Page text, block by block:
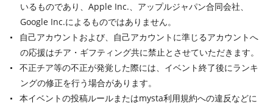
いるものであり、Apple Inc.、アップルジャパン合同会社、
Google Inc.によるものではありません。
自己アカウントおよび、自己アカウントに準じるアカウントへ
の応援はチア・ギフティング共に禁止とさせていただきます。
不正チア等の不正が発覚した際には、イベント終了後にランキ
ングの修正を行う場合があります。
本イベントの投稿ルールまたはmysta利用規約への違反などに